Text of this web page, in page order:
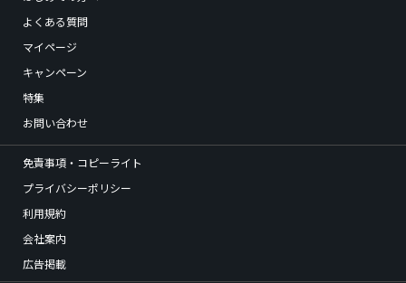
よくある質問
マイページ
キャンペーン
特集
お問い合わせ
免責事項・コピーライト
プライバシーポリシー
利用規約
会社案内
広告掲載